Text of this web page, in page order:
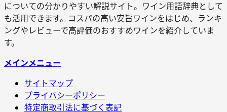
についての分かりやすい解説サイト。ワイン用語辞典として
も活用できます。コスパの高い安旨ワインをはじめ、ランキ
ングやレビューで高評価のおすすめワインを紹介していま
す。
メインメニュー
サイトマップ
プライバシーポリシー
特定商取引法に基づく表記